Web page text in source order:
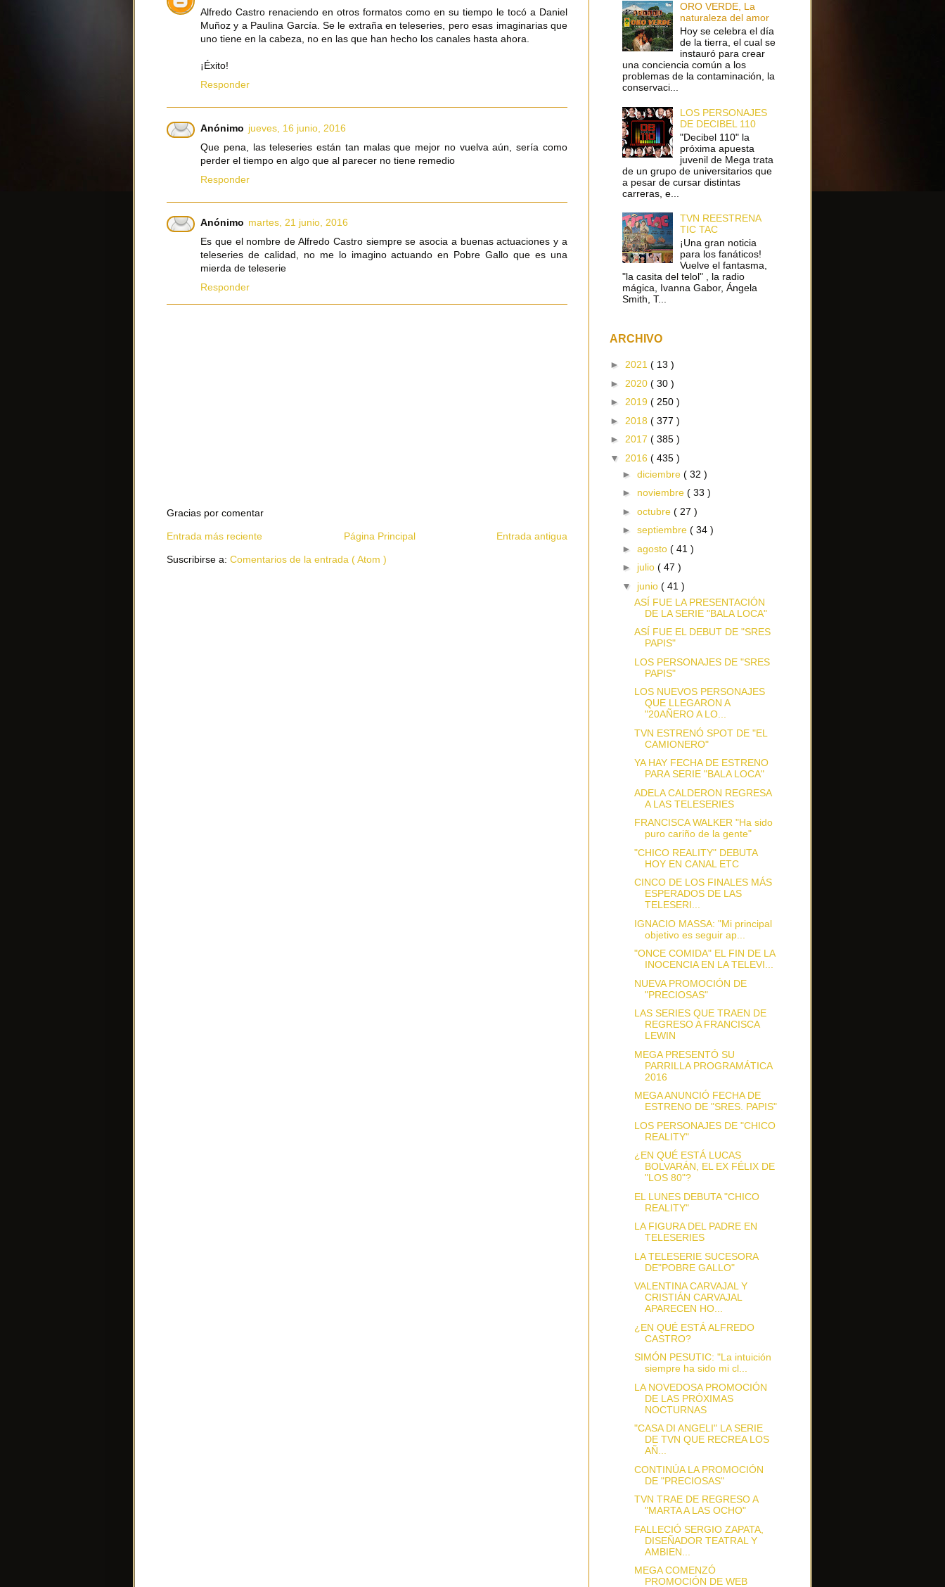
Alfredo Castro renaciendo en otros formatos como en su tiempo le tocó a Daniel
Muñoz y a Paulina García. Se le extraña en teleseries, pero esas imaginarias que
uno tiene en la cabeza, no en las que han hecho los canales hasta ahora.
¡Éxito!
Responder
Anónimo jueves, 16 junio, 2016
Que pena, las teleseries están tan malas que mejor no vuelva aún, sería como
perder el tiempo en algo que al parecer no tiene remedio
Responder
Anónimo martes, 21 junio, 2016
Es que el nombre de Alfredo Castro siempre se asocia a buenas actuaciones y a
teleseries de calidad, no me lo imagino actuando en Pobre Gallo que es una
mierda de teleserie
Responder
Gracias por comentar
Entrada más reciente Entrada antigua
Página Principal
Suscribirse a: Comentarios de la entrada ( Atom )
ORO VERDE, La
naturaleza del amor
Hoy se celebra el día
de la tierra, el cual se
instauró para crear
una conciencia común a los
problemas de la contaminación, la
conservaci...
LOS PERSONAJES
DE DECIBEL 110
"Decibel 110" la
próxima apuesta
juvenil de Mega trata
de un grupo de universitarios que
a pesar de cursar distintas
carreras, e...
TVN REESTRENA
TIC TAC
¡Una gran noticia
para los fanáticos!
Vuelve el fantasma,
"la casita del telol" , la radio
mágica, Ivanna Gabor, Ángela
Smith, T...
ARCHIVO
► 2021 ( 13 )
► 2020 ( 30 )
► 2019 ( 250 )
► 2018 ( 377 )
► 2017 ( 385 )
▼ 2016 ( 435 )
► diciembre ( 32 )
► noviembre ( 33 )
► octubre ( 27 )
► septiembre ( 34 )
► agosto ( 41 )
► julio ( 47 )
▼ junio ( 41 )
ASÍ FUE LA PRESENTACIÓN
DE LA SERIE "BALA LOCA"
ASÍ FUE EL DEBUT DE "SRES
PAPIS"
LOS PERSONAJES DE "SRES
PAPIS"
LOS NUEVOS PERSONAJES
QUE LLEGARON A
"20AÑERO A LO...
TVN ESTRENÓ SPOT DE "EL
CAMIONERO"
YA HAY FECHA DE ESTRENO
PARA SERIE "BALA LOCA"
ADELA CALDERON REGRESA
A LAS TELESERIES
FRANCISCA WALKER "Ha sido
puro cariño de la gente"
"CHICO REALITY" DEBUTA
HOY EN CANAL ETC
CINCO DE LOS FINALES MÁS
ESPERADOS DE LAS
TELESERI...
IGNACIO MASSA: "Mi principal
objetivo es seguir ap...
"ONCE COMIDA" EL FIN DE LA
INOCENCIA EN LA TELEVI...
NUEVA PROMOCIÓN DE
"PRECIOSAS"
LAS SERIES QUE TRAEN DE
REGRESO A FRANCISCA
LEWIN
MEGA PRESENTÓ SU
PARRILLA PROGRAMÁTICA
2016
MEGA ANUNCIÓ FECHA DE
ESTRENO DE "SRES. PAPIS"
LOS PERSONAJES DE "CHICO
REALITY"
¿EN QUÉ ESTÁ LUCAS
BOLVARÁN, EL EX FÉLIX DE
"LOS 80"?
EL LUNES DEBUTA "CHICO
REALITY"
LA FIGURA DEL PADRE EN
TELESERIES
LA TELESERIE SUCESORA
DE"POBRE GALLO"
VALENTINA CARVAJAL Y
CRISTIÁN CARVAJAL
APARECEN HO...
¿EN QUÉ ESTÁ ALFREDO
CASTRO?
SIMÓN PESUTIC: "La intuición
siempre ha sido mi cl...
LA NOVEDOSA PROMOCIÓN
DE LAS PRÓXIMAS
NOCTURNAS
"CASA DI ANGELI" LA SERIE
DE TVN QUE RECREA LOS
AÑ...
CONTINÚA LA PROMOCIÓN
DE "PRECIOSAS"
TVN TRAE DE REGRESO A
"MARTA A LAS OCHO"
FALLECIÓ SERGIO ZAPATA,
DISEÑADOR TEATRAL Y
AMBIEN...
MEGA COMENZÓ
PROMOCIÓN DE WEB